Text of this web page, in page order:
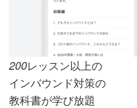
200レッスン以上の
インバウンド対策の
教科書が学び放題